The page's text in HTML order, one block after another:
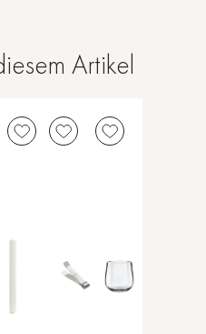
Artikel